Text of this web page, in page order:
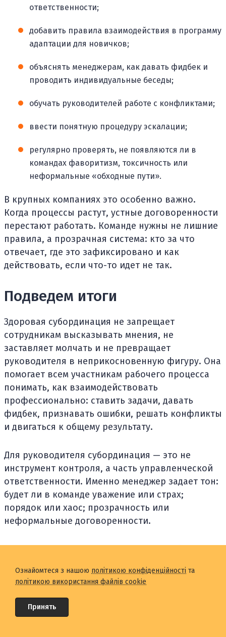
ответственности;
добавить правила взаимодействия в программу
адаптации для новичков;
объяснять менеджерам, как давать фидбек и
проводить индивидуальные беседы;
обучать руководителей работе с конфликтами;
ввести понятную процедуру эскалации;
регулярно проверять, не появляются ли в
командах фаворитизм, токсичность или
неформальные «обходные пути».
В крупных компаниях это особенно важно.
Когда процессы растут, устные договоренности
перестают работать. Команде нужны не лишние
правила, а прозрачная система: кто за что
отвечает, где это зафиксировано и как
действовать, если что-то идет не так.
Подведем итоги
Здоровая субординация не запрещает
сотрудникам высказывать мнения, не
заставляет молчать и не превращает
руководителя в неприкосновенную фигуру. Она
помогает всем участникам рабочего процесса
понимать, как взаимодействовать
профессионально: ставить задачи, давать
фидбек, признавать ошибки, решать конфликты
и двигаться к общему результату.
Для руководителя субординация — это не
инструмент контроля, а часть управленческой
ответственности. Именно менеджер задает тон:
будет ли в команде уважение или страх;
порядок или хаос; прозрачность или
неформальные договоренности.
гибкости у команды, тем четче должны быть
роли, границы и правила взаимодействия.
Ознайомтеся з нашою політикою конфіденційності та
політикою використання файлів cookie
Принять